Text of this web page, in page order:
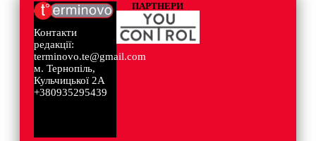
Контакти
редакції:
terminovo.te@gmail.com
м. Тернопіль,
Кульчицької 2А
+380935295439
ПАРТНЕРИ